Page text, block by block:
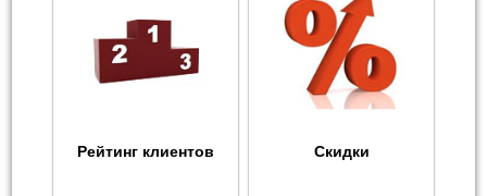
Рейтинг клиентов Скидки